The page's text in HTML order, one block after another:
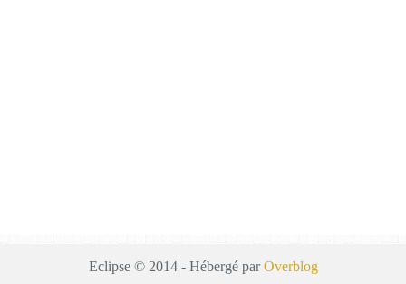
Eclipse © 2014 - Hébergé parOverblog